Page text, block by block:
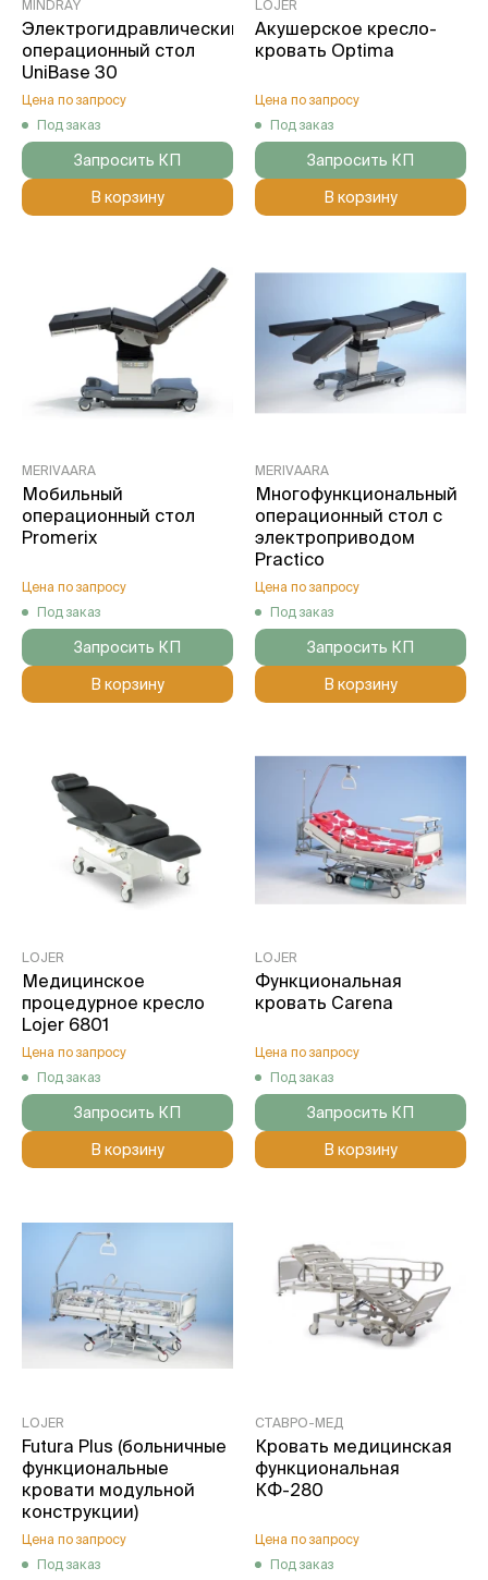
MINDRAY
Электрогидравлический
операционный стол
UniBase 30
Цена по запросу
Под заказ
Запросить КП
В корзину
LOJER
Акушерское кресло-
кровать Optima
Цена по запросу
Под заказ
Запросить КП
В корзину
MERIVAARA
Мобильный
операционный стол
Promerix
Цена по запросу
Под заказ
Запросить КП
В корзину
MERIVAARA
Многофункциональный
операционный стол с
электроприводом
Practico
Цена по запросу
Под заказ
Запросить КП
В корзину
LOJER
Медицинское
процедурное кресло
Lojer 6801
Цена по запросу
Под заказ
Запросить КП
В корзину
LOJER
Функциональная
кровать Carena
Цена по запросу
Под заказ
Запросить КП
В корзину
LOJER
Futura Plus (больничные
функциональные
кровати модульной
конструкции)
Цена по запросу
Под заказ
СТАВРО-МЕД
Кровать медицинская
функциональная
КФ-280
Цена по запросу
Под заказ